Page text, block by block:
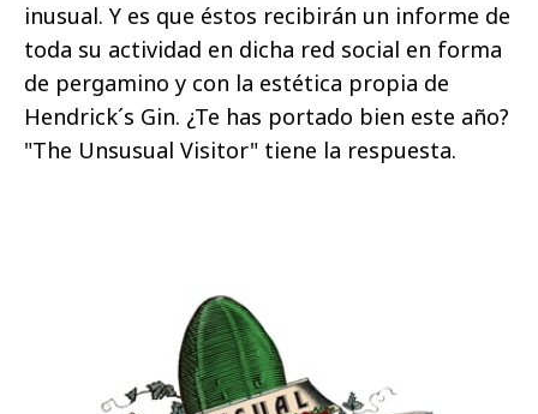
inusual. Y es que éstos recibirán un informe de
toda su actividad en dicha red social en forma
de pergamino y con la estética propia de
Hendrick´s Gin. ¿Te has portado bien este año?
"The Unsusual Visitor" tiene la respuesta.